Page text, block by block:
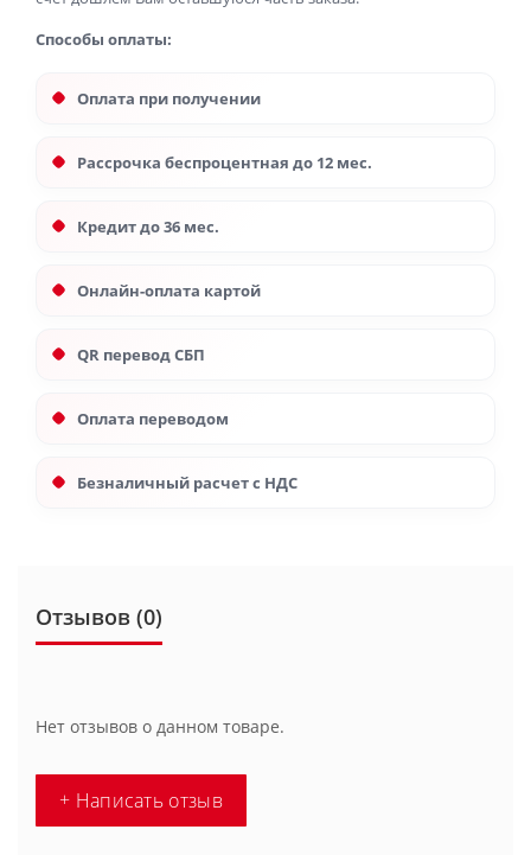
Способы оплаты:
Оплата при получении
Рассрочка беспроцентная до 12 мес.
Кредит до 36 мес.
Онлайн-оплата картой
QR перевод СБП
Оплата переводом
Безналичный расчет с НДС
Отзывов (0)
Нет отзывов о данном товаре.
+ Написать отзыв